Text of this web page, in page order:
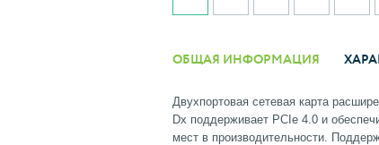
ОБЩАЯ ИНФОРМАЦИЯ
Двухпортовая сетевая карта
Dx поддерживает PCIe 4.0 и
мест в производительности.